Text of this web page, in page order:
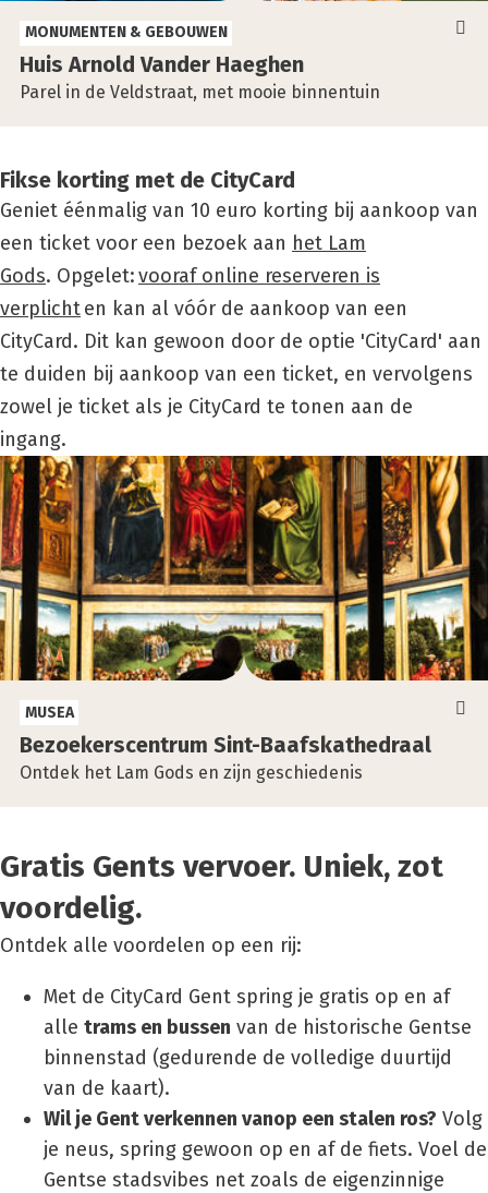
Huis Arnold Van­der Haeg­hen
Parel in de Veldstraat, met mooie binnentuin
MONUMENTEN & GEBOUWEN
Fikse korting met de CityCard
Geniet éénmalig van 10 euro korting bij aankoop van
een ticket voor een bezoek aan het Lam
Gods. Opgelet:vooraf online reserveren is
verplichten kan al vóór de aankoop van een
CityCard. Dit kan gewoon door de optie 'CityCard' aan
te duiden bij aankoop van een ticket, en vervolgens
zowel je ticket als je CityCard te tonen aan de
ingang.
Bezoe­kers­cen­trum Sint-Baafs­kathe­draal
Ontdek het Lam Gods en zijn geschiedenis
MUSEA
Gratis Gents vervoer. Uniek, zot
voordelig.
Ontdek alle voordelen op een rij:
Met de CityCard Gent spring je gratis op en af
alle trams en bussen van de historische Gentse
binnenstad (gedurende de volledige duurtijd
van de kaart).
Wil je Gent verkennen vanop een stalen ros? Volg
je neus, spring gewoon op en af de fiets. Voel de
Gentse stadsvibes net zoals de eigenzinnige